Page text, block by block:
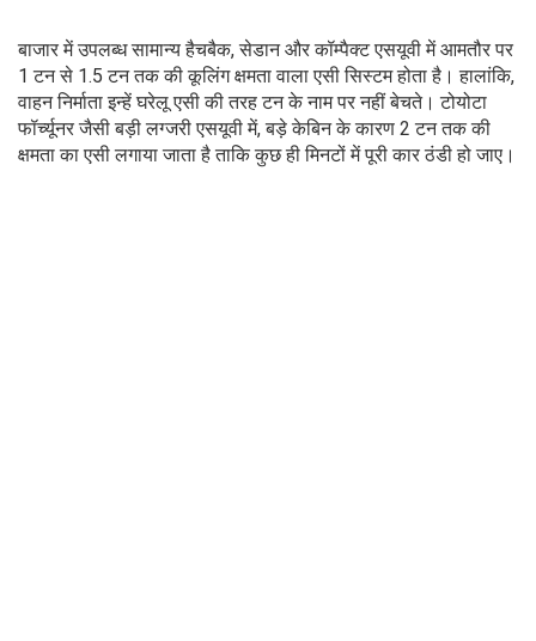
बाजार में उपलब्ध सामान्य हैचबैक, सेडान और कॉम्पैक्ट एसयूवी में आमतौर पर
1 टन से 1.5 टन तक की कूलिंग क्षमता वाला एसी सिस्टम होता है। हालांकि,
वाहन निर्माता इन्हें घरेलू एसी की तरह टन के नाम पर नहीं बेचते। टोयोटा
फॉर्च्यूनर जैसी बड़ी लग्जरी एसयूवी में, बड़े केबिन के कारण 2 टन तक की
क्षमता का एसी लगाया जाता है ताकि कुछ ही मिनटों में पूरी कार ठंडी हो जाए।